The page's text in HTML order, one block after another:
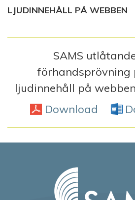
LJUDINNEHÅLL PÅ WEBBEN
SAMS
förhandsprövning
ljudinnehåll på
Download PDF